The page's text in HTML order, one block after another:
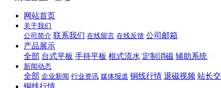
网站首页
关于我们
公司简介 联系我们 在线留言 在线反馈 公司邮箱
产品展示
全部 台式平板 手持平板 框式流水 定制消磁 辅助系统
新闻动态
全部 企业新闻 行业资讯 媒体报道 铜线行情 退磁视频 站长
铜线行情